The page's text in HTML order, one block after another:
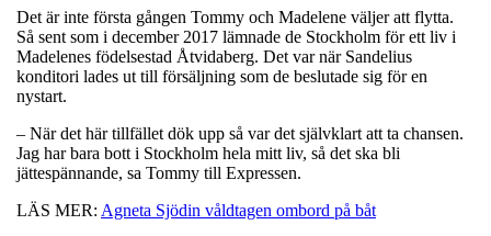
Det är inte första gången Tommy och Madelene väljer att flytta.
Så sent som i december 2017 lämnade de Stockholm för ett liv i
Madelenes födelsestad Åtvidaberg. Det var när Sandelius
konditori lades ut till försäljning som de beslutade sig för en
nystart.
– När det här tillfället dök upp så var det självklart att ta chansen.
Jag har bara bott i Stockholm hela mitt liv, så det ska bli
jättespännande, sa Tommy till Expressen.
LÄS MER: Agneta Sjödin våldtagen ombord på båt